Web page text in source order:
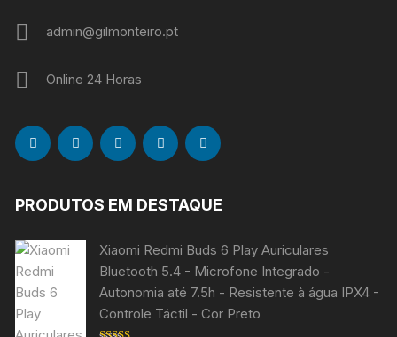
admin@gilmonteiro.pt
Online 24 Horas
PRODUTOS EM DESTAQUE
Xiaomi Redmi Buds 6 Play Auriculares
Bluetooth 5.4 - Microfone Integrado -
Autonomia até 7.5h - Resistente à água IPX4 -
Controle Táctil - Cor Preto